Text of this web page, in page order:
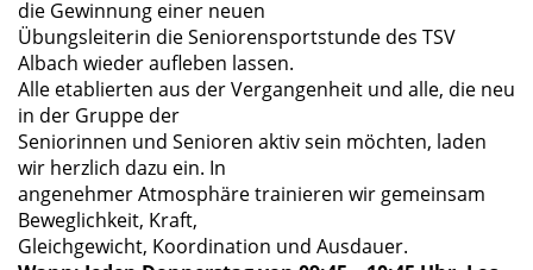
die Gewinnung einer neuen
Übungsleiterin die Seniorensportstunde des TSV
Albach wieder aufleben lassen.
Alle etablierten aus der Vergangenheit und alle, die neu
in der Gruppe der
Seniorinnen und Senioren aktiv sein möchten, laden
wir herzlich dazu ein. In
angenehmer Atmosphäre trainieren wir gemeinsam
Beweglichkeit, Kraft,
Gleichgewicht, Koordination und Ausdauer.